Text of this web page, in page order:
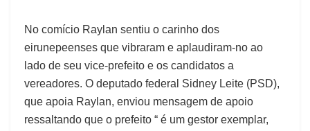
No comício Raylan sentiu o carinho dos
eirunepeenses que vibraram e aplaudiram-no ao
lado de seu vice-prefeito e os candidatos a
vereadores. O deputado federal Sidney Leite (PSD),
que apoia Raylan, enviou mensagem de apoio
ressaltando que o prefeito “ é um gestor exemplar,